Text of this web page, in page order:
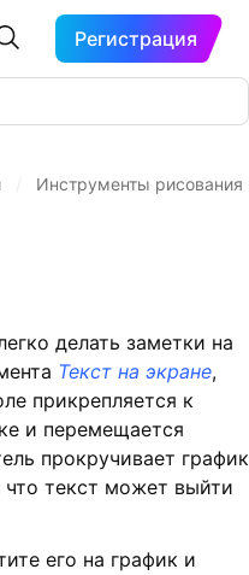
Регистрация
Инструменты рисования
делать заметки на
Текст на экране,
прикрепляется к
и перемещается
прокручивает график
что текст может выйти
его на график и